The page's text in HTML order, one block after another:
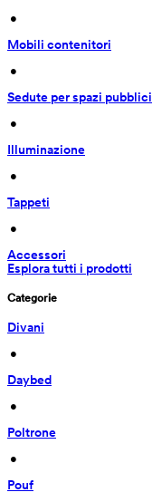
•
Mobili contenitori
•
Sedute per spazi pubblici
•
Illuminazione
•
Tappeti
•
Accessori
Esplora tutti i prodotti
Categorie
Divani
•
Daybed
•
Poltrone
•
Pouf